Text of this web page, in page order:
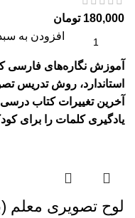
180,000 تومان
افزودن به
آموزش نگاره‌های فارسی
استاندارد، روش تدریس
آخرین تغییرات کتاب
یادگیری کلمات را برای